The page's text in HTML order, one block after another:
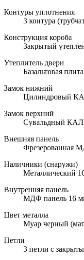
Контуры уплотнения
3 контура
Конструкция короба
Закрытый
Утеплитель двери
Базальтовая плита
Замок нижний
Цилиндровый
Замок верхний
Сувальдный КАЛЕ
Внешняя панель
Фрезерованная
Наличники (снаружи)
Металлический
Внутренняя панель
МДФ панель 16
Цвет металла
Муар черный
Петли
3 петли с